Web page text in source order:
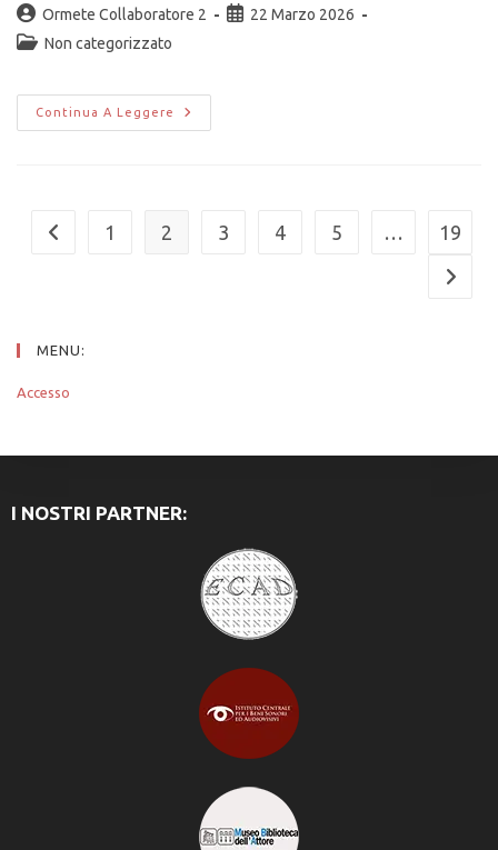
Ormete Collaboratore 2
22 Marzo 2026
Non categorizzato
Continua A Leggere
1 2 3 4 5 … 19
MENU:
Accesso
I NOSTRI PARTNER: